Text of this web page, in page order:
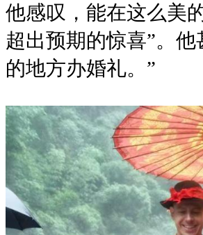
他感叹，能在这么美
超出预期的惊喜”。
的地方办婚礼。”